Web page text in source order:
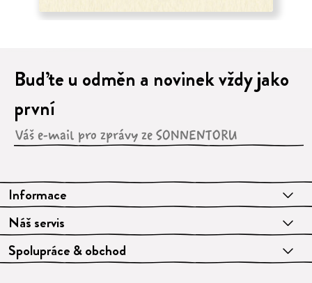
Informace
Náš servis
Spolupráce & obchod
Buďte u odměn a novinek vždy jako
první